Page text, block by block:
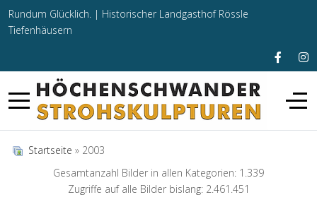
Rundum Glücklich. | Historischer Landgasthof Rössle
Tiefenhäusern
Startseite » 2003
Gesamtanzahl Bilder in allen Kategorien: 1.339
Zugriffe auf alle Bilder bislang: 2.461.451